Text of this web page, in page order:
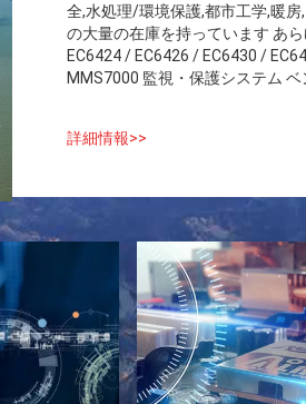
全,水処理/環境保護,都市工学,暖
の大量の在庫を持っています あ
EC6424 / EC6426 / EC6430 /
MMS7000 監視・保護システム ベ
詳細情報>>